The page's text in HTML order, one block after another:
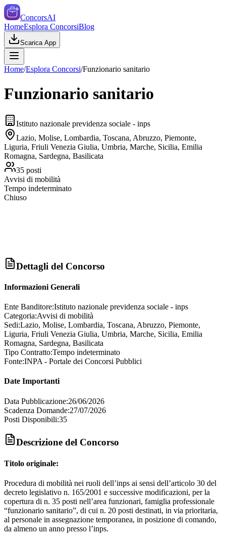
ConcorsAI
HomeEsplora ConcorsiBlog
Scarica App
Home/Esplora Concorsi/Funzionario sanitario
Funzionario sanitario
Istituto nazionale previdenza sociale - inps
Lazio, Molise, Lombardia, Toscana, Abruzzo, Piemonte,
Liguria, Friuli Venezia Giulia, Umbria, Marche, Sicilia, Emilia
Romagna, Sardegna, Basilicata
35 posti
Avvisi di mobilità
Tempo indeterminato
Chiuso
Dettagli del Concorso
Informazioni Generali
Ente Banditore:Istituto nazionale previdenza sociale - inps
Categoria:Avvisi di mobilità
Sedi:Lazio, Molise, Lombardia, Toscana, Abruzzo, Piemonte,
Liguria, Friuli Venezia Giulia, Umbria, Marche, Sicilia, Emilia
Romagna, Sardegna, Basilicata
Tipo Contratto:Tempo indeterminato
Fonte:INPA - Portale dei Concorsi Pubblici
Date Importanti
Data Pubblicazione:26/06/2026
Scadenza Domande:27/07/2026
Posti Disponibili:35
Descrizione del Concorso
Titolo originale:
Procedura di mobilità nei ruoli dell’inps ai sensi dell’articolo 30 del
decreto legislativo n. 165/2001 e successive modificazioni, per la
copertura di n. 35 posti nell’area funzionari, famiglia professionale
“funzionario sanitario”, di cui n. 20 posti destinati, in via prioritaria,
al personale in assegnazione temporanea, in posizione di comando,
da almeno un anno presso l’inps.